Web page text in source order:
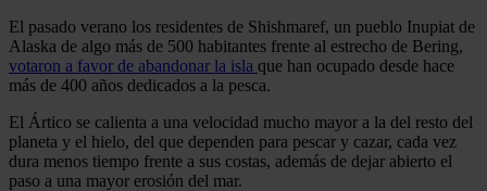
El pasado verano los residentes de Shishmaref, un pueblo Inupiat de
Alaska de algo más de 500 habitantes frente al estrecho de Bering,
votaron a favor de abandonar la isla que han ocupado desde hace
más de 400 años dedicados a la pesca.
El Ártico se calienta a una velocidad mucho mayor a la del resto del
planeta y el hielo, del que dependen para pescar y cazar, cada vez
dura menos tiempo frente a sus costas, además de dejar abierto el
paso a una mayor erosión del mar.